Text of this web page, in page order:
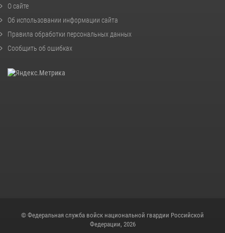
О сайте
Об использовании информации сайта
Правила обработки персональных данных
Сообщить об ошибках
© Федеральная служба войск национальной гвардии Российской
Федерации, 2026